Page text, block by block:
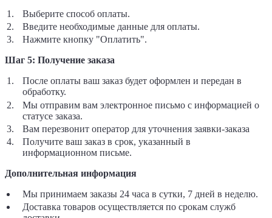
Выберите способ оплаты.
Введите необходимые данные для оплаты.
Нажмите кнопку "Оплатить".
Шаг 5: Получение заказа
После оплаты ваш заказ будет оформлен и передан в
обработку.
Мы отправим вам электронное письмо с информацией о
статусе заказа.
Вам перезвонит оператор для уточнения заявки-заказа
Получите ваш заказ в срок, указанный в
информационном письме.
Дополнительная информация
Мы принимаем заказы 24 часа в сутки, 7 дней в неделю.
Доставка товаров осуществляется по срокам служб